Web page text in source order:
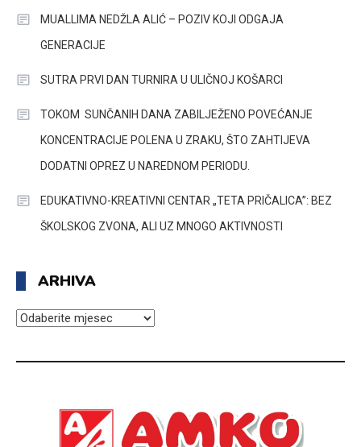
MUALLIMA NEDŽLA ALIĆ – POZIV KOJI ODGAJA
GENERACIJE
SUTRA PRVI DAN TURNIRA U ULIČNOJ KOŠARCI
TOKOM SUNČANIH DANA ZABILJEŽENO POVEĆANJE
KONCENTRACIJE POLENA U ZRAKU, ŠTO ZAHTIJEVA
DODATNI OPREZ U NAREDNOM PERIODU.
EDUKATIVNO-KREATIVNI CENTAR „TETA PRIČALICA”: BEZ
ŠKOLSKOG ZVONA, ALI UZ MNOGO AKTIVNOSTI
ARHIVA
ARHIVA